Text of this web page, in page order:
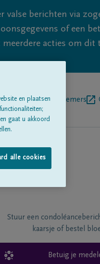
valse berichten via
of een
acties om dit
Begrafenisondernemers
Stuur een
kaarsje of bestel
Betuig je
en plaatsen
gaat u akkoord
alle cookies